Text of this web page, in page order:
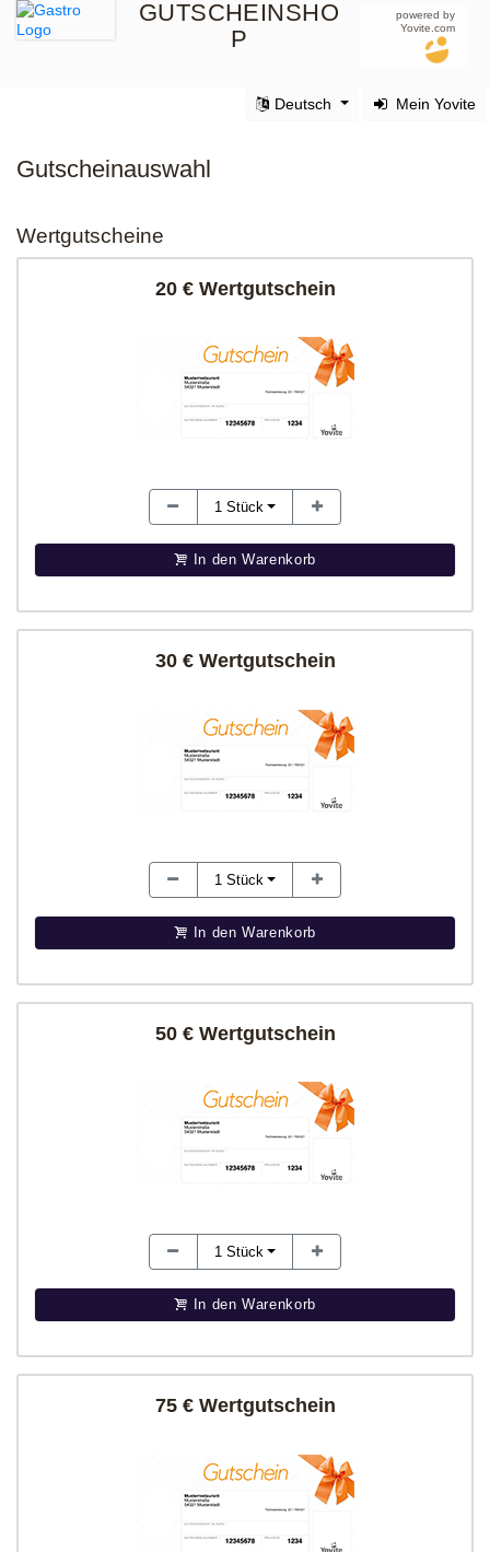
GUTSCHEINSHO
P
powered by
Yovite.com
Mein Yovite
Deutsch
Gutscheinauswahl
Wertgutscheine
20 € Wertgutschein
1 Stück
In den Warenkorb
30 € Wertgutschein
1 Stück
In den Warenkorb
50 € Wertgutschein
1 Stück
In den Warenkorb
75 € Wertgutschein